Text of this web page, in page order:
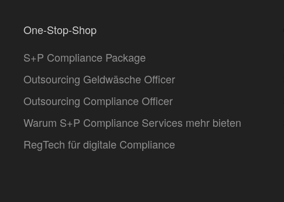
One-Stop-Shop
S+P Compliance Package
Outsourcing Geldwäsche Officer
Outsourcing Compliance Officer
Warum S+P Compliance Services mehr bieten
RegTech für digitale Compliance